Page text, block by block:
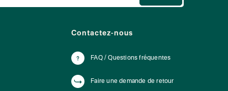
Contactez-nous
FAQ / Questions fréquentes
Faire une demande de retour